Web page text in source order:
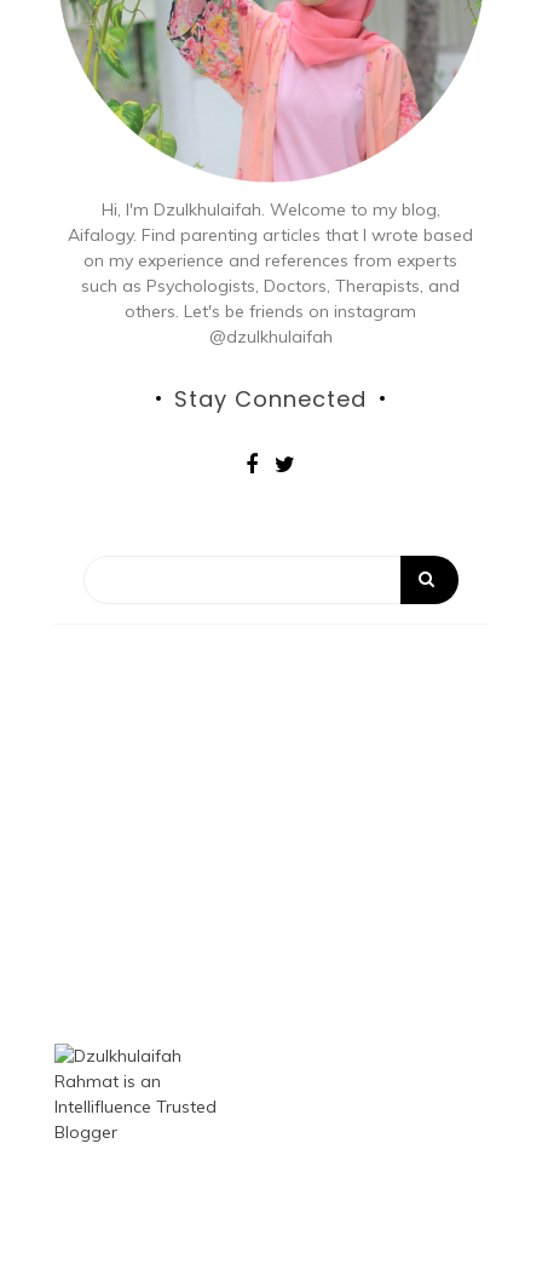
Hi, I'm Dzulkhulaifah. Welcome to my blog,
Aifalogy. Find parenting articles that I wrote based
on my experience and references from experts
such as Psychologists, Doctors, Therapists, and
others. Let's be friends on instagram
@dzulkhulaifah
Stay Connected